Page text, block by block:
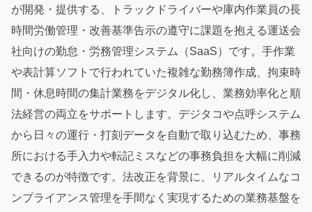
が開発・提供する、トラックドライバーや庫内作業員の長
時間労働管理・改善基準告示の遵守に課題を抱える運送会
社向けの勤怠・労務管理システム（SaaS）です。手作業
や表計算ソフトで行われていた複雑な勤務簿作成、拘束時
間・休息時間の集計業務をデジタル化し、業務効率化と順
法経営の両立をサポートします。デジタコや点呼システム
から日々の運行・打刻データを自動で取り込むため、事務
所における手入力や転記ミスなどの事務負担を大幅に削減
できるのが特徴です。法改正を背景に、リアルタイムなコ
ンプライアンス管理を手間なく実現するための業務基盤を